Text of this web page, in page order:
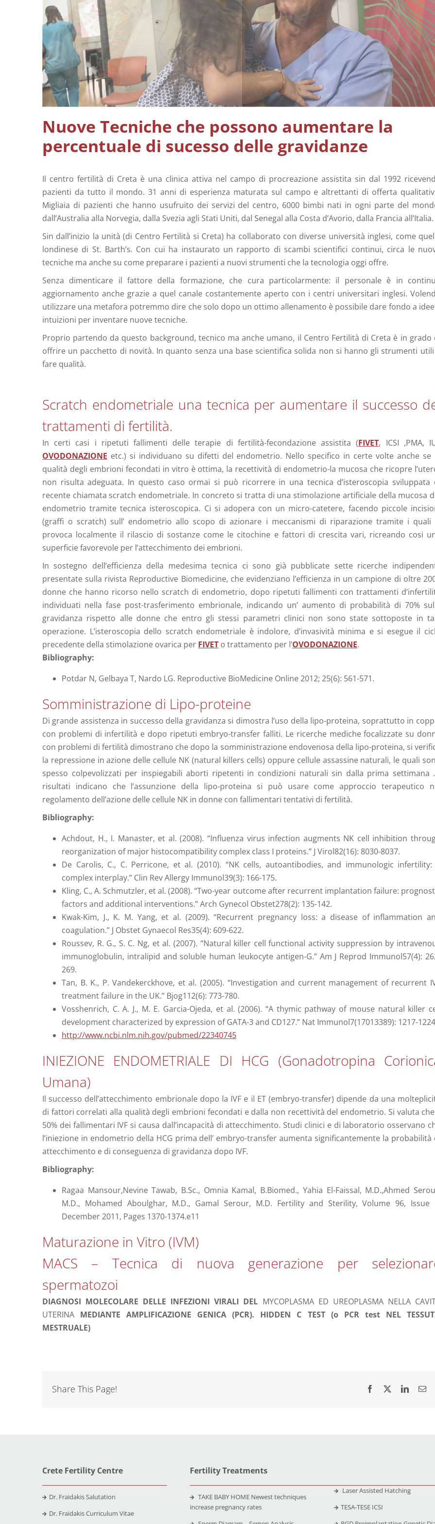
Spermodiagramma – Analisi dello
sperma
Sperma Swim up – Percoll
Misurazione dello stress
(ORP)
Surrogazione Dì Maternita O Maternita Su Commissione Analisi molecolare di
Nuove Tecniche che possono aumentare la
percentuale di sucesso delle gravidanze
Il centro fertilità di Creta è una clinica attiva nel campo di procreazione assistita sin dal 1992
pazienti da tutto il mondo. 31 anni di esperienza maturata sul campo e altrettanti di offerta
Migliaia di pazienti che hanno usufruito dei servizi del centro, 6000 bimbi nati in ogni parte del
dall’Australia alla Norvegia, dalla Svezia agli Stati Uniti, dal Senegal alla Costa d’Avorio, dalla Francia all’Italia.
Sin dall’inizio la unità (di Centro Fertilità si Creta) ha collaborato con diverse università inglesi, come
londinese di St. Barth’s. Con cui ha instaurato un rapporto di scambi scientifici continui, circa le
tecniche ma anche su come preparare i pazienti a nuovi strumenti che la tecnologia oggi offre.
Senza dimenticare il fattore della formazione, che cura particolarmente: il personale è in
aggiornamento anche grazie a quel canale costantemente aperto con i centri universitari inglesi.
utilizzare una metafora potremmo dire che solo dopo un ottimo allenamento è possibile dare fondo a
intuizioni per inventare nuove tecniche.
Proprio partendo da questo background, tecnico ma anche umano, il Centro Fertilità di Creta è in grado
offrire un pacchetto di novità. In quanto senza una base scientifica solida non si hanno gli strumenti
fare qualità.
Scratch endometriale una tecnica per aumentare il successo
trattamenti di fertilità.
In certi casi i ripetuti fallimenti delle terapie di fertilità-fecondazione assistita (FIVET, ICSI ,PMA,
OVODONAZIONE etc.) si individuano su difetti del endometrio. Nello specifico in certe volte anche se
qualità degli embrioni fecondati in vitro è ottima, la recettività di endometrio-la mucosa che ricopre
non risulta adeguata. In questo caso ormai si può ricorrere in una tecnica d’isteroscopia sviluppata
recente chiamata scratch endometriale. In concreto si tratta di una stimolazione artificiale della mucosa
endometrio tramite tecnica isteroscopica. Ci si adopera con un micro-catetere, facendo piccole
(graffi o scratch) sull’ endometrio allo scopo di azionare i meccanismi di riparazione tramite i quali
provoca localmente il rilascio di sostanze come le citochine e fattori di crescita vari, ricreando cosi
superficie favorevole per l’attecchimento dei embrioni.
In sostegno dell’efficienza della medesima tecnica ci sono già pubblicate sette ricerche
presentate sulla rivista Reproductive Biomedicine, che evidenziano l’efficienza in un campione di oltre
donne che hanno ricorso nello scratch di endometrio, dopo ripetuti fallimenti con trattamenti
individuati nella fase post-trasferimento embrionale, indicando un’ aumento di probabilità di 70%
gravidanza rispetto alle donne che entro gli stessi parametri clinici non sono state sottoposte in
operazione. L’isteroscopia dello scratch endometriale è indolore, d’invasività minima e si esegue il
precedente della stimolazione ovarica per FIVETo trattamento per l’OVODONAZIONE.
Bibliography:
Potdar N, Gelbaya T, Nardo LG. Reproductive BioMedicine Online 2012; 25(6): 561-571.
Somministrazione di Lipo-proteine
Di grande assistenza in successo della gravidanza si dimostra l’uso della lipo-proteina, soprattutto in
con problemi di infertilità e dopo ripetuti embryo-transfer falliti. Le ricerche mediche focalizzate su
con problemi di fertilità dimostrano che dopo la somministrazione endovenosa della lipo-proteina, si
la repressione in azione delle cellule NK (natural killers cells) oppure cellule assassine naturali, le quali
spesso colpevolizzati per inspiegabili aborti ripetenti in condizioni naturali sin dalla prima settimana
risultati indicano che l’assunzione della lipo-proteina si può usare come approccio terapeutico
regolamento dell’azione delle cellule NK in donne con fallimentari tentativi di fertilità.
Bibliography:
Achdout, H., I. Manaster, et al. (2008). “Influenza virus infection augments NK cell inhibition
reorganization of major histocompatibility complex class I proteins.” J Virol82(16): 8030-8037.
De Carolis, C., C. Perricone, et al. (2010). “NK cells, autoantibodies, and immunologic infertility:
complex interplay.” Clin Rev Allergy Immunol39(3): 166-175.
Kling, C., A. Schmutzler, et al. (2008). “Two-year outcome after recurrent implantation failure:
factors and additional interventions.” Arch Gynecol Obstet278(2): 135-142.
Kwak-Kim, J., K. M. Yang, et al. (2009). “Recurrent pregnancy loss: a disease of inflammation
coagulation.” J Obstet Gynaecol Res35(4): 609-622.
Roussev, R. G., S. C. Ng, et al. (2007). “Natural killer cell functional activity suppression by
immunoglobulin, intralipid and soluble human leukocyte antigen-G.” Am J Reprod Immunol57(4):
269.
Tan, B. K., P. Vandekerckhove, et al. (2005). “Investigation and current management of recurrent
treatment failure in the UK.” Bjog112(6): 773-780.
Vosshenrich, C. A. J., M. E. Garcia-Ojeda, et al. (2006). “A thymic pathway of mouse natural killer
development characterized by expression of GATA-3 and CD127.” Nat Immunol7(17013389): 1217-
http://www.ncbi.nlm.nih.gov/pubmed/22340745
INIEZIONE ENDOMETRIALE DI HCG (Gonadotropina
Umana)
Il successo dell’attecchimento embrionale dopo la IVF e il ET (embryo-transfer) dipende da una
di fattori correlati alla qualità degli embrioni fecondati e dalla non recettività del endometrio. Si valuta
50% dei fallimentari IVF si causa dall’incapacità di attecchimento. Studi clinici e di laboratorio osservano
l’iniezione in endometrio della HCG prima dell’ embryo-transfer aumenta significantemente la probabilità
attecchimento e di conseguenza di gravidanza dopo IVF.
Bibliography:
Ragaa Mansour,Nevine Tawab, B.Sc., Omnia Kamal, B.Biomed., Yahia El-Faissal, M.D.,Ahmed
M.D., Mohamed Aboulghar, M.D., Gamal Serour, M.D. Fertility and Sterility, Volume 96, Issue
December 2011, Pages 1370-1374.e11
Maturazione in Vitro (IVM)
MACS – Tecnica di nuova generazione per
spermatozoi
DIAGNOSI MOLECOLARE DELLE INFEZIONI VIRALI DEL MYCOPLASMA ED UREOPLASMA NELLA
UTERINA MEDIANTE AMPLIFICAZIONE GENICA (PCR). HIDDEN C TEST (o PCR test NEL
MESTRUALE)
Share This Page!
Crete Fertility Centre
Dr. Fraidakis Salutation
Dr. Fraidakis Curriculum Vitae
Fertility Treatments
TAKE BABY HOME Newest techniques
increase pregnancy rates
Laser Assisted Hatching
TESA-TESE ICSI